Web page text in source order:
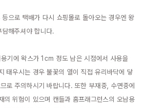
으로 택배가 다시 쇼핑몰로 돌아오는 경우엔 왕
해주셔야 합니다.
기에 왁스가 1cm 정도 남은 시점에서 사용을
태우시는 경우 불꽃의 열이 직접 유리바닥에 닿
로 주의하시기 바랍니다. 또한 부재중, 수면중에
의 위험이 있으며 캔들과 홈프래그런스의 오남용